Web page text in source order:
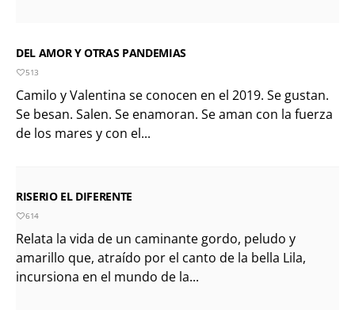
DEL AMOR Y OTRAS PANDEMIAS
513
Camilo y Valentina se conocen en el 2019. Se gustan.
Se besan. Salen. Se enamoran. Se aman con la fuerza
de los mares y con el...
RISERIO EL DIFERENTE
614
Relata la vida de un caminante gordo, peludo y
amarillo que, atraído por el canto de la bella Lila,
incursiona en el mundo de la...